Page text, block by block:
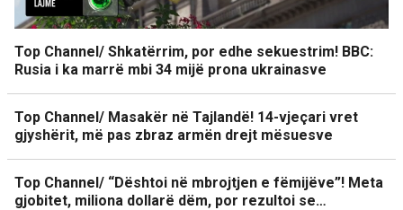
Top Channel/ Shkatërrim, por edhe sekuestrim! BBC:
Rusia i ka marrë mbi 34 mijë prona ukrainasve
Top Channel/ Masakër në Tajlandë! 14-vjeçari vret
gjyshërit, më pas zbraz armën drejt mësuesve
Top Channel/ “Dështoi në mbrojtjen e fëmijëve”! Meta
gjobitet, miliona dollarë dëm, por rezultoi se…